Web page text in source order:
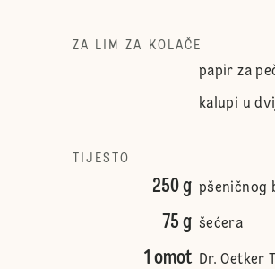
ZA LIM ZA KOLAČE
papir za
kalupi u
TIJESTO
250 g pšeničnog
75 g šećera
1 omot Dr. Oetker